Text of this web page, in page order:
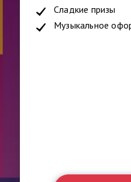
Сладкие призы
Музыкальное